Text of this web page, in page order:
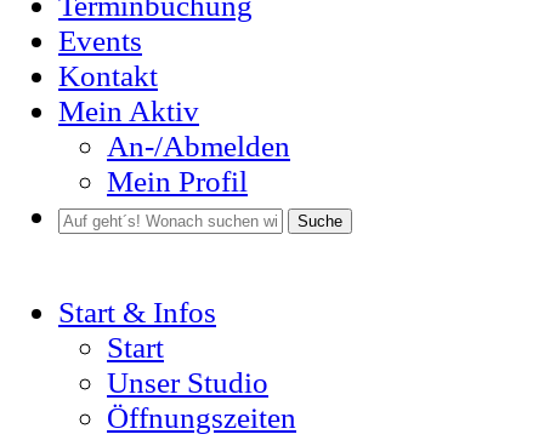
Events
Kontakt
Mein Aktiv
An-/Abmelden
Mein Profil
Suche
Start & Infos
Start
Unser Studio
Öffnungszeiten